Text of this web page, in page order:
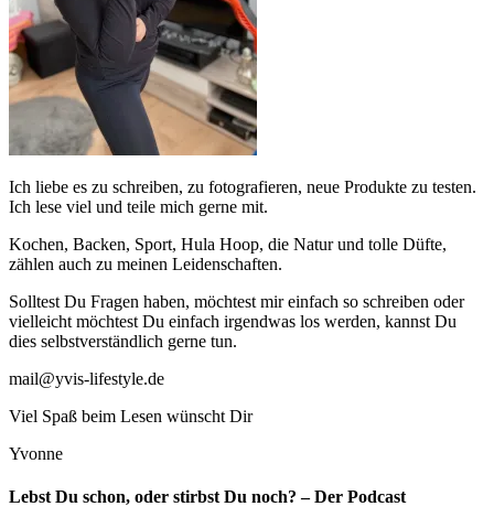
Ich liebe es zu schreiben, zu fotografieren, neue Produkte zu testen.
Ich lese viel und teile mich gerne mit.
Kochen, Backen, Sport, Hula Hoop, die Natur und tolle Düfte,
zählen auch zu meinen Leidenschaften.
Solltest Du Fragen haben, möchtest mir einfach so schreiben oder
vielleicht möchtest Du einfach irgendwas los werden, kannst Du
dies selbstverständlich gerne tun.
mail@yvis-lifestyle.de
Viel Spaß beim Lesen wünscht Dir
Yvonne
Lebst Du schon, oder stirbst Du noch? – Der Podcast